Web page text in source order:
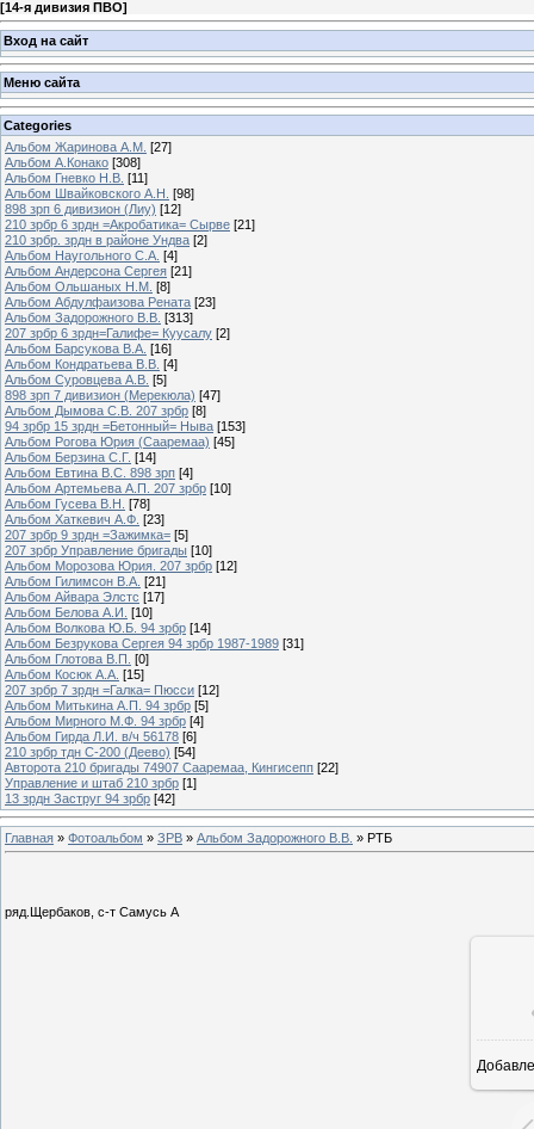
[14-я дивизия ПВО]
Вход на сайт
Меню сайта
Categories
Альбом Жаринова А.М. [27]
Альбом А.Конако [308]
Альбом Гневко Н.В. [11]
Альбом Швайковского А.Н. [98]
898 зрп 6 дивизион (Лиу) [12]
210 зрбр 6 зрдн =Акробатика= Сырве [21]
210 зрбр. зрдн в районе Ундва [2]
Альбом Наугольного С.А. [4]
Альбом Андерсона Сергея [21]
Альбом Ольшаных Н.М. [8]
Альбом Абдулфаизова Рената [23]
Альбом Задорожного В.В. [313]
207 зрбр 6 зрдн=Галифе= Куусалу [2]
Альбом Барсукова В.А. [16]
Альбом Кондратьева В.В. [4]
Альбом Суровцева А.В. [5]
898 зрп 7 дивизион (Мерекюла) [47]
Альбом Дымова С.В. 207 зрбр [8]
94 зрбр 15 зрдн =Бетонный= Ныва [153]
Альбом Рогова Юрия (Сааремаа) [45]
Альбом Берзина С.Г. [14]
Альбом Евтина В.С. 898 зрп [4]
Альбом Артемьева А.П. 207 зрбр [10]
Альбом Гусева В.Н. [78]
Альбом Хаткевич А.Ф. [23]
207 зрбр 9 зрдн =Зажимка= [5]
207 зрбр Управление бригады [10]
Альбом Морозова Юрия. 207 зрбр [12]
Альбом Гилимсон В.А. [21]
Альбом Айвара Элстс [17]
Альбом Белова А.И. [10]
Альбом Волкова Ю.Б. 94 зрбр [14]
Альбом Безрукова Сергея 94 зрбр 1987-1989 [31]
Альбом Глотова В.П. [0]
Альбом Косюк А.А. [15]
207 зрбр 7 зрдн =Галка= Пюсси [12]
Альбом Митькина А.П. 94 зрбр [5]
Альбом Мирного М.Ф. 94 зрбр [4]
Альбом Гирда Л.И. в/ч 56178 [6]
210 зрбр тдн С-200 (Деево) [54]
Авторота 210 бригады 74907 Сааремаа, Кингисепп [22]
Управление и штаб 210 зрбр [1]
13 зрдн Заструг 94 зрбр [42]
Главная » Фотоальбом » ЗРВ » Альбом Задорожного В.В. » РТБ
ряд.Щербаков, с-т Самусь А